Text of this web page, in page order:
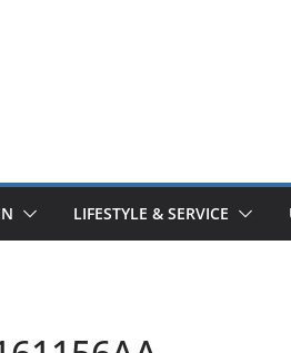
LIFESTYLE & SERVICE